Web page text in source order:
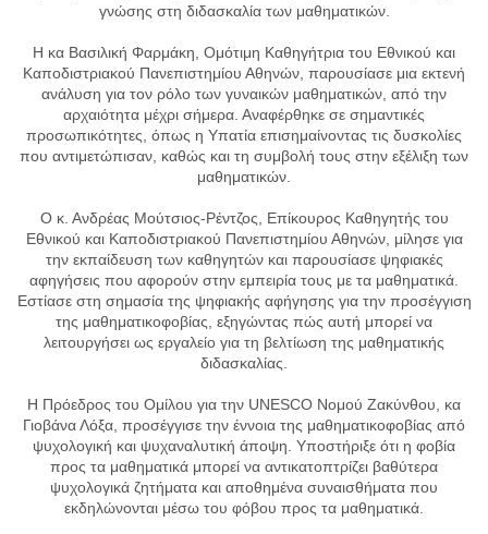
γνώσης στη διδασκαλία των μαθηματικών.
Η κα Βασιλική Φαρμάκη, Ομότιμη Καθηγήτρια του Εθνικού και
Καποδιστριακού Πανεπιστημίου Αθηνών, παρουσίασε μια εκτενή
ανάλυση για τον ρόλο των γυναικών μαθηματικών, από την
αρχαιότητα μέχρι σήμερα. Αναφέρθηκε σε σημαντικές
προσωπικότητες, όπως η Υπατία επισημαίνοντας τις δυσκολίες
που αντιμετώπισαν, καθώς και τη συμβολή τους στην εξέλιξη των
μαθηματικών.
Ο κ. Ανδρέας Μούτσιος-Ρέντζος, Επίκουρος Καθηγητής του
Εθνικού και Καποδιστριακού Πανεπιστημίου Αθηνών, μίλησε για
την εκπαίδευση των καθηγητών και παρουσίασε ψηφιακές
αφηγήσεις που αφορούν στην εμπειρία τους με τα μαθηματικά.
Εστίασε στη σημασία της ψηφιακής αφήγησης για την προσέγγιση
της μαθηματικοφοβίας, εξηγώντας πώς αυτή μπορεί να
λειτουργήσει ως εργαλείο για τη βελτίωση της μαθηματικής
διδασκαλίας.
Η Πρόεδρος του Ομίλου για την UNESCO Νομού Ζακύνθου, κα
Γιοβάνα Λόξα, προσέγγισε την έννοια της μαθηματικοφοβίας από
ψυχολογική και ψυχαναλυτική άποψη. Υποστήριξε ότι η φοβία
προς τα μαθηματικά μπορεί να αντικατοπτρίζει βαθύτερα
ψυχολογικά ζητήματα και αποθημένα συναισθήματα που
εκδηλώνονται μέσω του φόβου προς τα μαθηματικά.